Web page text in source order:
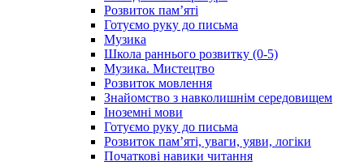
Розвиток пам’яті
Готуємо руку до письма
Музика
Школа раннього розвитку (0-5)
Музика. Мистецтво
Розвиток мовлення
Знайомство з навколишнім середовищем
Іноземні мови
Готуємо руку до письма
Розвиток пам’яті, уваги, уяви, логіки
Початкові навики читання